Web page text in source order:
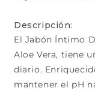
Descripción:
El Jabón Íntimo
Aloe Vera, tiene
diario.
mantener el pH